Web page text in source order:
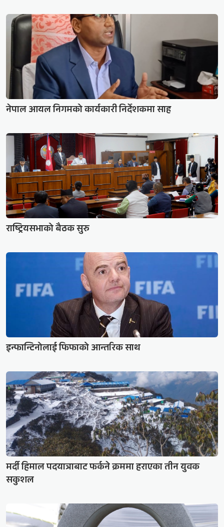
नेपाल आयल निगमको कार्यकारी निर्देशकमा साह
राष्ट्रियसभाको बैठक सुरु
इन्फान्टिनोलाई फिफाको आन्तरिक साथ
मर्दी हिमाल पदयात्राबाट फर्कने क्रममा हराएका तीन युवक
सकुशल